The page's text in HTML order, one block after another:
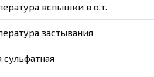
вспышки в о.т.
застывания
сульфатная